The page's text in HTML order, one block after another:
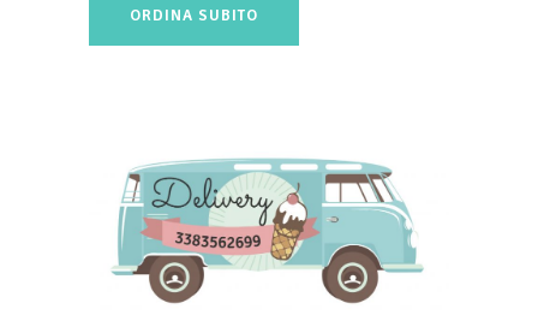
ORDINA SUBITO